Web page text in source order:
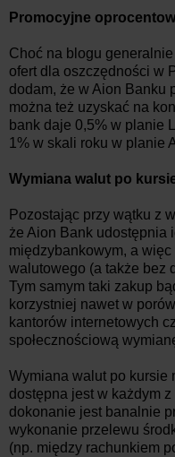
Promocyjne
Choć na blogu
ofert dla oszczędności w
dodam, że w Aion Banku
można też uzyskać na
bank daje 0,5% w planie
1% w skali roku w planie
Wymiana walut po
Pozostając przy wątku z
że Aion Bank udostępnia
międzybankowym, a
walutowego (a także bez
Tym samym taki zakup
korzystniej nawet w
kantorów internetowych
społecznościową
Wymiana walut po kursie
dostępna jest w każdym
dokonanie jest banalnie
wykonanie przelewu
(np. między rachunkiem